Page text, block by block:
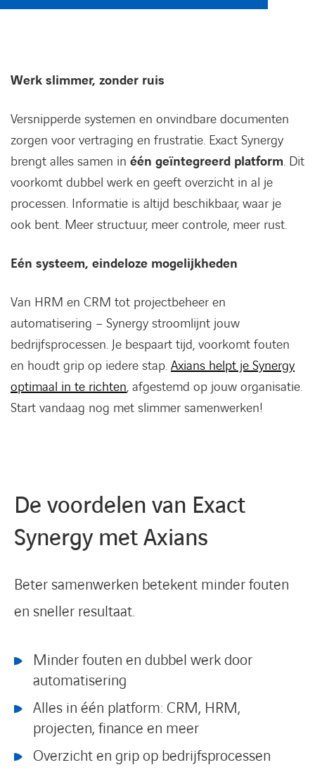
Events
Werk slimmer, zonder ruis
Versnipperde systemen en onvindbare documenten
zorgen voor vertraging en frustratie. Exact Synergy
brengt alles samen in één geïntegreerd platform. Dit
voorkomt dubbel werk en geeft overzicht in al je
processen. Informatie is altijd beschikbaar, waar je
ook bent. Meer structuur, meer controle, meer rust.
Eén systeem, eindeloze mogelijkheden
Van HRM en CRM tot projectbeheer en
automatisering – Synergy stroomlijnt jouw
bedrijfsprocessen. Je bespaart tijd, voorkomt fouten
en houdt grip op iedere stap. Axians helpt je Synergy
optimaal in te richten, afgestemd op jouw organisatie.
Start vandaag nog met slimmer samenwerken!
De voordelen van Exact
Synergy met Axians
Beter samenwerken betekent minder fouten
en sneller resultaat.
Minder fouten en dubbel werk door
automatisering
Alles in één platform: CRM, HRM,
projecten, finance en meer
Overzicht en grip op bedrijfsprocessen